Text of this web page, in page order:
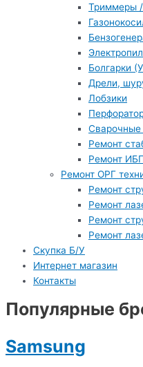
Триммеры
Болгарки
Дрели,
Лобзики
Сварочные
Ремонт
Ремонт
Ремонт ОРГ
Ремонт
Ремонт
Ремонт
Ремонт
Скупка Б/У
Интернет магазин
Контакты
Популярные
Samsung